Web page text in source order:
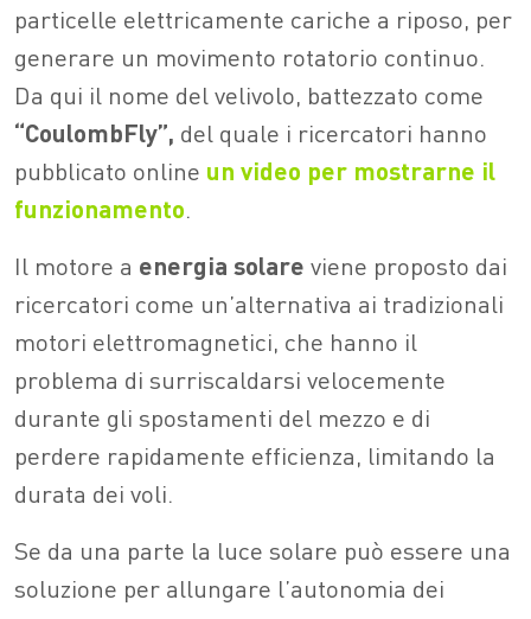
particelle elettricamente cariche a riposo, per
generare un movimento rotatorio continuo.
Da qui il nome del velivolo, battezzato come
“CoulombFly”, del quale i ricercatori hanno
pubblicato online un video per mostrarne il
funzionamento.
Il motore a energia solare viene proposto dai
ricercatori come un’alternativa ai tradizionali
motori elettromagnetici, che hanno il
problema di surriscaldarsi velocemente
durante gli spostamenti del mezzo e di
perdere rapidamente efficienza, limitando la
durata dei voli.
Se da una parte la luce solare può essere una
soluzione per allungare l’autonomia dei